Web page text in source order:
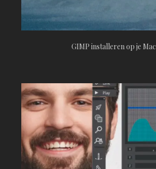
GIMP installeren op je Mac